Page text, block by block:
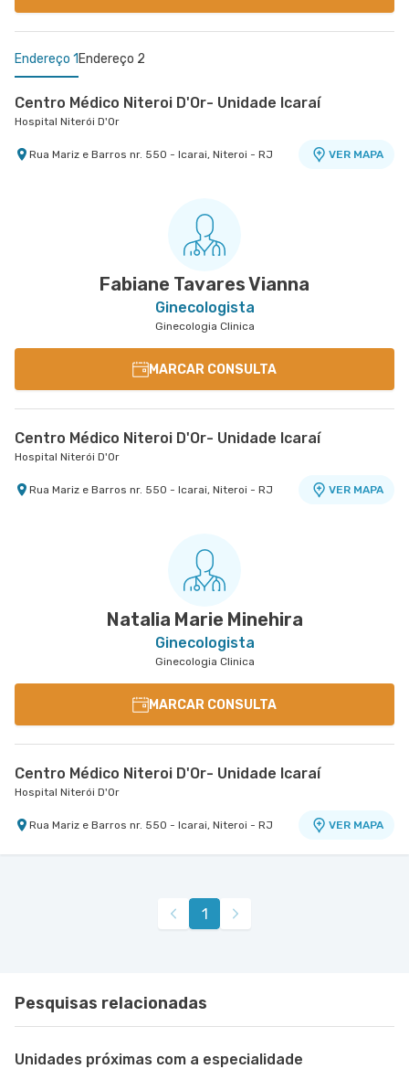
Endereço 1 Endereço 2
Centro Médico Niteroi D'Or- Unidade Icaraí
Hospital Niterói D'Or
Rua Mariz e Barros nr. 550 - Icarai, Niteroi - RJ VER MAPA
Rua Carolina Machado nr. 38 - Cascadura, Rio de
Fabiane Tavares Vianna
Ginecologista
Ginecologia Clinica
MARCAR CONSULTA
Centro Médico Niteroi D'Or- Unidade Icaraí
Hospital Niterói D'Or
Rua Mariz e Barros nr. 550 - Icarai, Niteroi - RJ VER MAPA
Natalia Marie Minehira
Ginecologista
Ginecologia Clinica
MARCAR CONSULTA
Centro Médico Niteroi D'Or- Unidade Icaraí
Hospital Niterói D'Or
Rua Mariz e Barros nr. 550 - Icarai, Niteroi - RJ VER MAPA
1
Pesquisas relacionadas
Unidades próximas com a especialidade